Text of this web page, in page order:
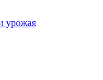
урожая